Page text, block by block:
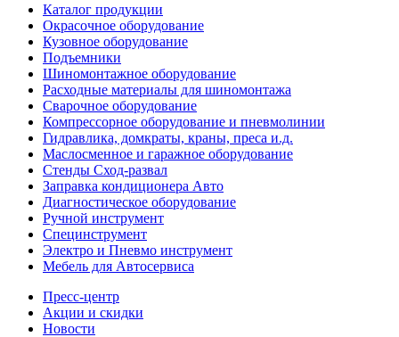
Каталог продукции
Окрасочное оборудование
Кузовное оборудование
Подъемники
Шиномонтажное оборудование
Расходные материалы для шиномонтажа
Сварочное оборудование
Компрессорное оборудование и пневмолинии
Гидравлика, домкраты, краны, преса и.д.
Маслосменное и гаражное оборудование
Стенды Сход-развал
Заправка кондиционера Авто
Диагностическое оборудование
Ручной инструмент
Специнструмент
Электро и Пневмо инструмент
Мебель для Автосервиса
Пресс-центр
Акции и скидки
Новости